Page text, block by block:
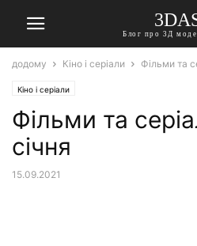
Блог про 3Д
додому Кіно і серіали Фільми та
Кіно і серіали
Фільми та
січня
15.09.2021